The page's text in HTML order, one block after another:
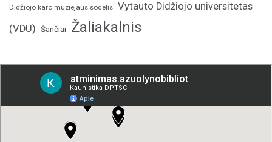
Didžiojo karo muziejaus sodelis Vytauto Didžiojo universitetas
(VDU) Šančiai Žaliakalnis